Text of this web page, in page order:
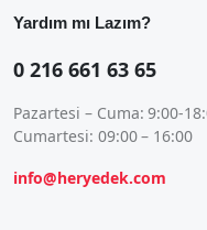
Yardım mı Lazım?
0 216 661 63 65
Pazartesi – Cuma: 9:00-
Cumartesi: 09:00 – 16:00
info@heryedek.com